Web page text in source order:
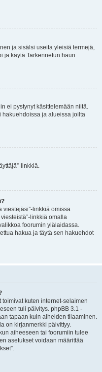
ja sisälsi useita yleisiä termejä,
ja käytä Tarkennetun haun
ei pystynyt käsittelemään niitä.
hakuehdoissa ja alueissa joilta
linkkiä.
viestejäsi”-linkkiä omissa
linkkiä omalla
foorumin ylälaidassa.
hakua ja täytä sen hakuehdot
kuten internet-selaimen
tuli päivitys. phpBB 3.1 -
tapaan kuin aiheiden tilaaminen.
on kirjanmerkki päivittyy.
aiheeseen tai foorumiin tulee
asetukset voidaan määrittää